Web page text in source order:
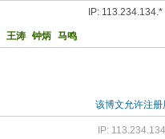
IP: 113.234.134.*
王涛 钟炳 马鸣
该博文允许注
IP: